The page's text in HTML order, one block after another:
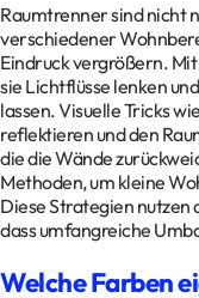
Raumtrenner sind nicht
verschiedener
Eindruck vergrößern.
sie Lichtflüsse lenken
lassen. Visuelle Tricks
reflektieren und den
die die Wände
Methoden, um kleine
Diese Strategien nutzen
dass umfangreiche
Welche Farben